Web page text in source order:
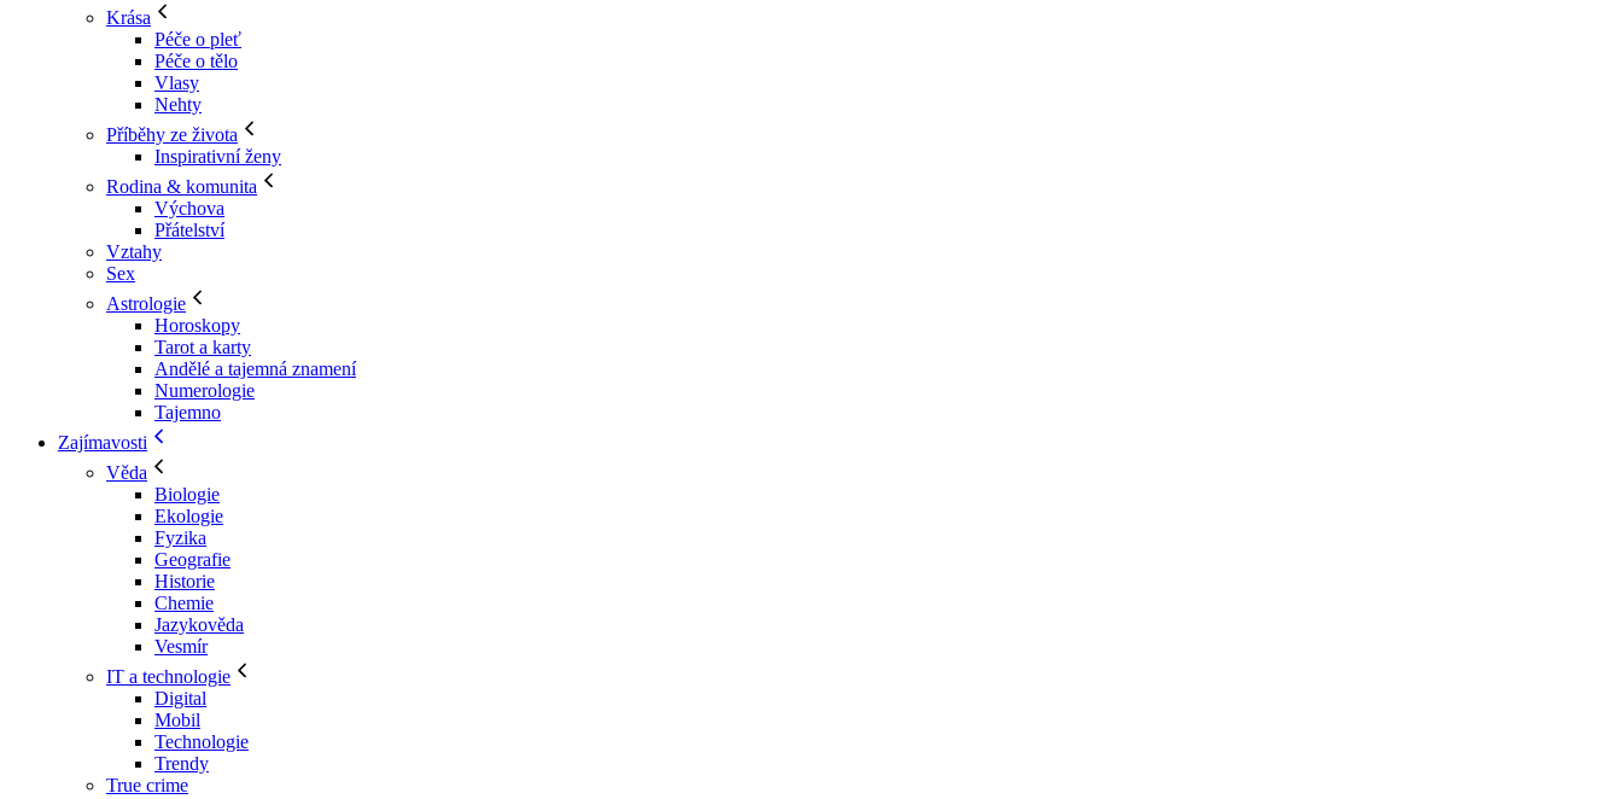
Krása
Péče o pleť
Péče o tělo
Vlasy
Nehty
Příběhy ze života
Inspirativní ženy
Rodina & komunita
Výchova
Přátelství
Vztahy
Sex
Astrologie
Horoskopy
Tarot a karty
Andělé a tajemná znamení
Numerologie
Tajemno
Zajímavosti
Věda
Biologie
Ekologie
Fyzika
Geografie
Historie
Chemie
Jazykověda
Vesmír
IT a technologie
Digital
Mobil
Technologie
Trendy
True crime